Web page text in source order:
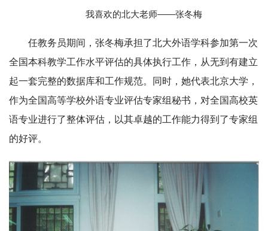
我喜欢的北大老师——张冬梅
任教务员期间，张冬梅承担了北大外语学科参加第一次
全国本科教学工作水平评估的具体执行工作，从无到有建立
起一套完整的数据库和工作规范。同时，她代表北京大学，
作为全国高等学校外语专业评估专家组秘书，对全国高校英
语专业进行了整体评估，以其卓越的工作能力得到了专家组
的好评。